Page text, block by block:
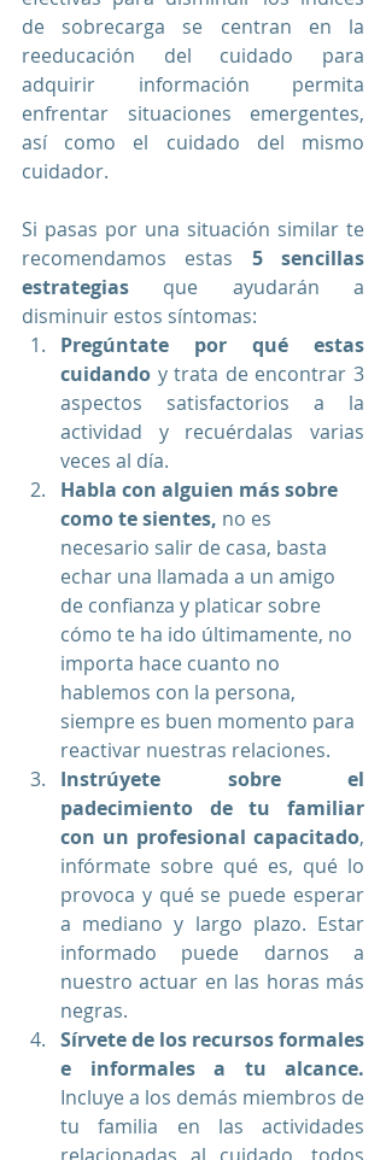
de sobrecarga se centran en la
reeducación del cuidado para
adquirir información permita
enfrentar situaciones emergentes,
así como el cuidado del mismo
cuidador.
Si pasas por una situación similar te
recomendamos estas 5 sencillas
estrategias que ayudarán a
disminuir estos síntomas:
Pregúntate por qué estas
cuidando y trata de encontrar 3
aspectos satisfactorios a la
actividad y recuérdalas varias
veces al día.
Habla con alguien más sobre
como te sientes, no es
necesario salir de casa, basta
echar una llamada a un amigo
de confianza y platicar sobre
cómo te ha ido últimamente, no
importa hace cuanto no
hablemos con la persona,
siempre es buen momento para
reactivar nuestras relaciones.
Instrúyete sobre el
padecimiento de tu familiar
con un profesional capacitado,
infórmate sobre qué es, qué lo
provoca y qué se puede esperar
a mediano y largo plazo. Estar
informado puede darnos a
nuestro actuar en las horas más
negras.
Sírvete de los recursos formales
e informales a tu alcance.
Incluye a los demás miembros de
tu familia en las actividades